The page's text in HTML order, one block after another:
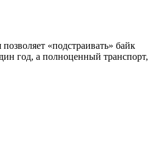
«подстраивать» байк
год, а полноценный транспорт,